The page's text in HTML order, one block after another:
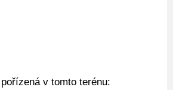
v tomto terénu: